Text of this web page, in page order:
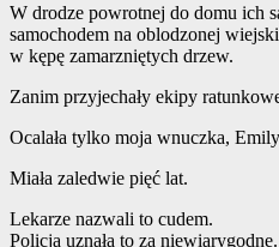
W drodze powrotnej do domu ich
samochodem na oblodzonej
w kępę zamarzniętych drzew.
Zanim przyjechały ekipy
Ocalała tylko moja wnuczka,
Miała zaledwie pięć lat.
Lekarze nazwali to cudem.
Policja uznała to za niewiarygodne.